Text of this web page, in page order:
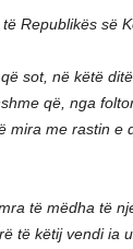
Republikës së
sot, në këtë
që, nga
mira me rastin
të mëdha të
të këtij vendi ia